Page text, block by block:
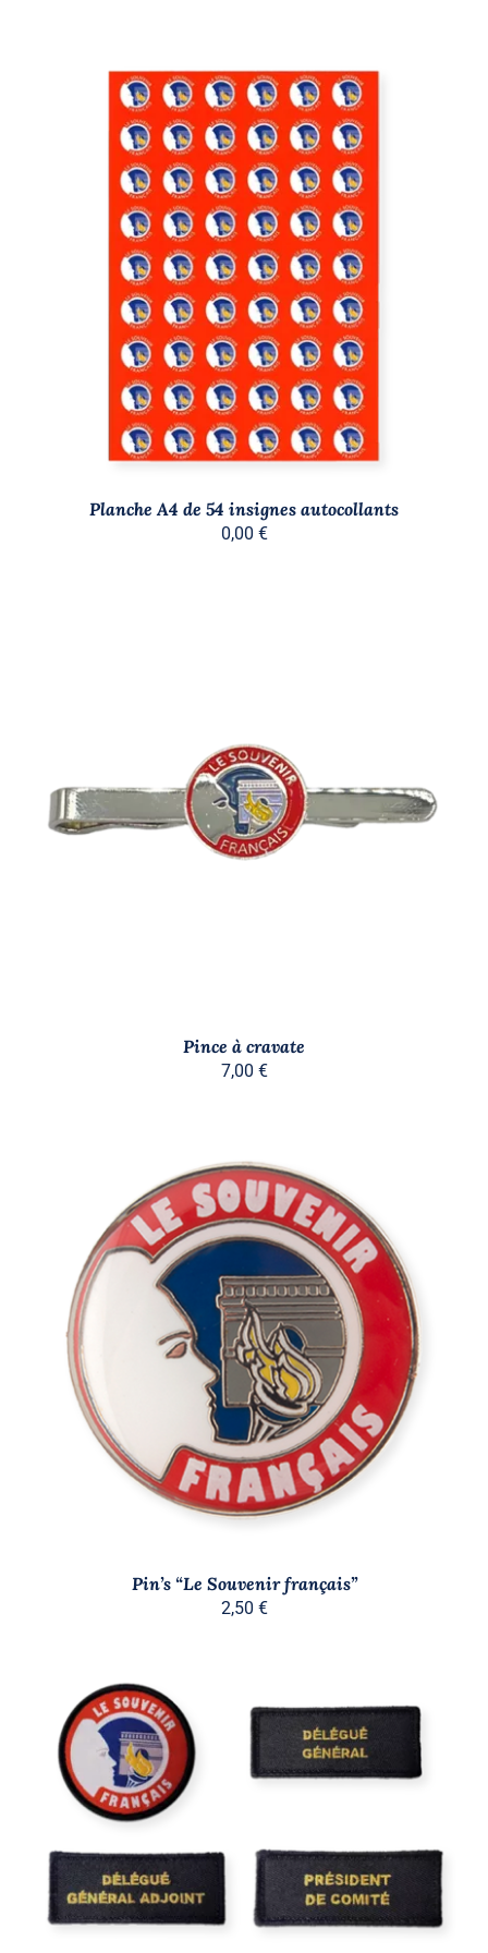
DÉTAILS
Planche A4 de 54 insignes autocollants
0,00 €
AJOUTER AU PANIER
/
DÉTAILS
Pince à cravate
7,00 €
AJOUTER AU PANIER
DÉTAILS
Pin’s “Le Souvenir français”
2,50 €
CHOIX DES OPTIONS
CE
PRODUIT
A
PLUSIEURS
/
DÉTAILS